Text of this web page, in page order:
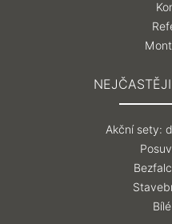
Akční sety: